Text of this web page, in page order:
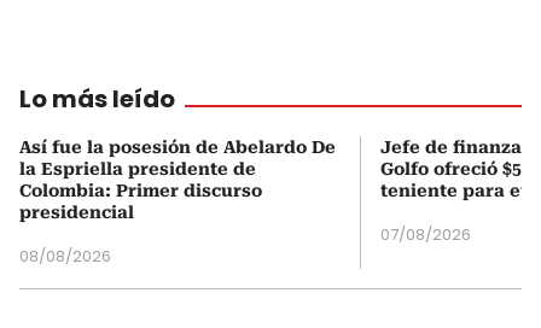
Lo más leído
Así fue la posesión de Abelardo De
la Espriella presidente de
Colombia: Primer discurso
presidencial
08/08/2026
Jefe de finanzas
Golfo ofreció
teniente para
07/08/2026